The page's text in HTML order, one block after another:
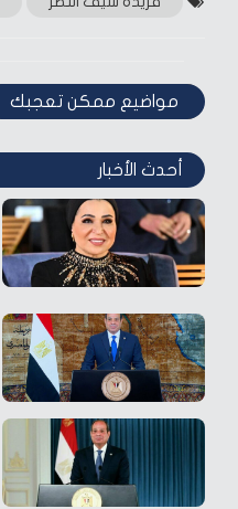
مواضيع ممكن تعجبك
أحدث الأخبار